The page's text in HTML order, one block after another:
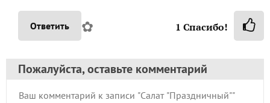
Ответить ✿ 1 Спасибо!
Пожалуйста, оставьте комментарий